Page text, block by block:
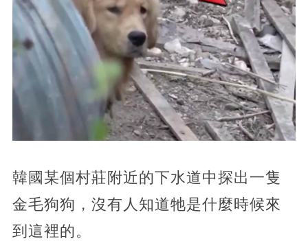
韓國某個村莊附近的下水道中探出一隻
金毛狗狗，沒有人知道牠是什麼時候來
到這裡的。